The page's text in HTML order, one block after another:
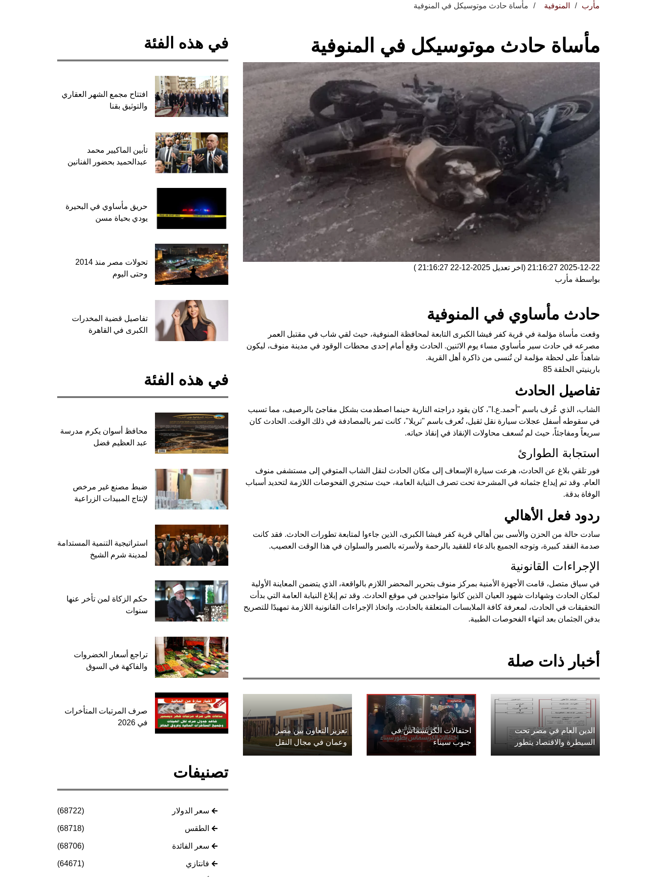
مأرب المنوفية مأساة حادث موتوسيكل في المنوفية
مأساة حادث موتوسيكل في المنوفية
2025-12-22 21:16:27 (اخر تعديل 2025-12-22 21:16:27
)
بواسطة مأرب
حادث مأساوي في المنوفية
وقعت مأساة مؤلمة في قرية كفر فيشا الكبرى التابعة لمحافظة المنوفية، حيث لقي شاب في مقتبل العمر
مصرعه في حادث سير مأساوي مساء يوم الاثنين. الحادث وقع أمام إحدى محطات الوقود في مدينة منوف، ليكون
شاهداً على لحظة مؤلمة لن تُنسى من ذاكرة أهل القرية.
بارينيتي الحلقة 85
تفاصيل الحادث
الشاب، الذي عُرف باسم "أحمد.ع.ا"، كان يقود دراجته النارية حينما اصطدمت بشكل مفاجئ بالرصيف، مما تسبب
في سقوطه أسفل عجلات سيارة نقل ثقيل، تُعرف باسم "تريلا"، كانت تمر بالمصادفة في ذلك الوقت. الحادث كان
سريعاً ومفاجئاً، حيث لم تُسعف محاولات الإنقاذ في إنقاذ حياته.
استجابة الطوارئ
فور تلقي بلاغ عن الحادث، هرعت سيارة الإسعاف إلى مكان الحادث لنقل الشاب المتوفي إلى مستشفى منوف
العام. وقد تم إيداع جثمانه في المشرحة تحت تصرف النيابة العامة، حيث ستجري الفحوصات اللازمة لتحديد أسباب
الوفاة بدقة.
ردود فعل الأهالي
سادت حالة من الحزن والأسى بين أهالي قرية كفر فيشا الكبرى، الذين جاءوا لمتابعة تطورات الحادث. فقد كانت
صدمة الفقد كبيرة، وتوجه الجميع بالدعاء للفقيد بالرحمة ولأسرته بالصبر والسلوان في هذا الوقت العصيب.
الإجراءات القانونية
في سياق متصل، قامت الأجهزة الأمنية بمركز منوف بتحرير المحضر اللازم بالواقعة، الذي يتضمن المعاينة الأولية
لمكان الحادث وشهادات شهود العيان الذين كانوا متواجدين في موقع الحادث. وقد تم إبلاغ النيابة العامة التي بدأت
التحقيقات في الحادث، لمعرفة كافة الملابسات المتعلقة بالحادث، واتخاذ الإجراءات القانونية اللازمة تمهيدًا للتصريح
بدفن الجثمان بعد انتهاء الفحوصات الطبية.
أخبار ذات صلة
الدين العام في مصر تحت
السيطرة والاقتصاد يتطور
احتفالات الكريسماس في
جنوب سيناء
تعزيز التعاون بين مصر
وعمان في مجال النقل
في هذه الفئة
افتتاح مجمع الشهر العقاري
والتوثيق بقنا
تأبين الماكيير محمد
عبدالحميد بحضور الفنانين
حريق مأساوي في البحيرة
يودي بحياة مسن
تحولات مصر منذ 2014
وحتى اليوم
تفاصيل قضية المخدرات
الكبرى في القاهرة
في هذه الفئة
محافظ أسوان يكرم مدرسة
عبد العظيم فضل
ضبط مصنع غير مرخص
لإنتاج المبيدات الزراعية
استراتيجية التنمية المستدامة
لمدينة شرم الشيخ
حكم الزكاة لمن تأخر عنها
سنوات
تراجع أسعار الخضروات
والفاكهة في السوق
صرف المرتبات المتأخرات
في 2026
تصنيفات
سعر الدولار (68722)
الطقس (68718)
سعر الفائدة (68706)
فانتازي (64671)